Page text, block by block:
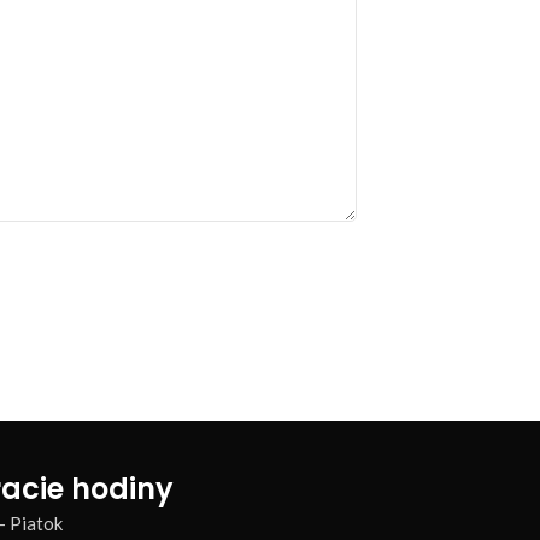
hodiny
Piatok